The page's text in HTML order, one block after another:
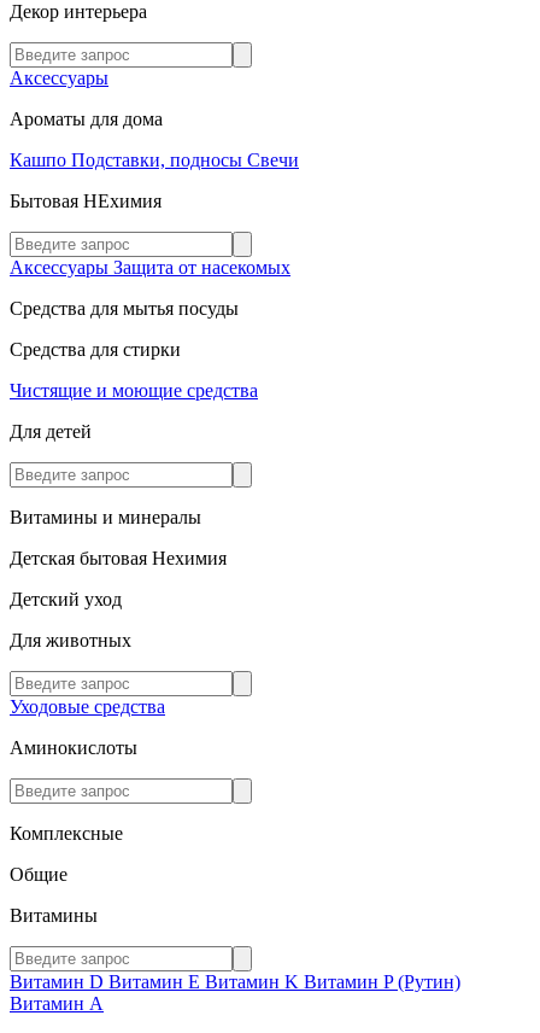
Декор интерьера
Аксессуары
Ароматы для дома
Кашпо Подставки, подносы Свечи
Бытовая НЕхимия
Аксессуары Защита от насекомых
Средства для мытья посуды
Средства для стирки
Чистящие и моющие средства
Для детей
Витамины и минералы
Детская бытовая Нехимия
Детский уход
Для животных
Уходовые средства
Аминокислоты
Комплексные
Общие
Витамины
Витамин D Витамин E Витамин K Витамин P (Рутин)
Витамин А